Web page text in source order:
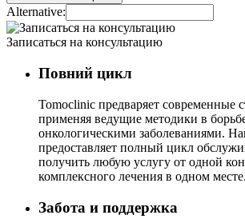
Alternative:
Записаться на консультацию
Повний цикл
Tomoclinic предваряет современные
применяя ведущие методики в
онкологическими заболеваниями.
предоставляет полный цикл
получить любую услугу от одной
комплексного лечения в одном месте.
Забота и поддержка